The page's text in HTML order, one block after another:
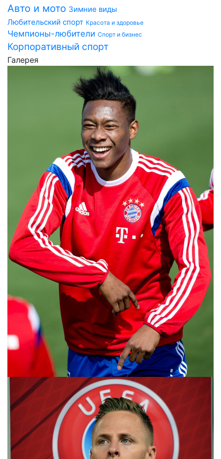
Авто и мото Зимние виды
Любительский спорт Красота и здоровье
Чемпионы-любители Спорт и бизнес
Корпоративный спорт
Галерея